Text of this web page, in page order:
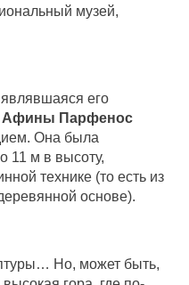
музей,
его
Афины Парфенос
Она была
11 м в высоту,
технике (то есть из
основе).
Но, может быть,